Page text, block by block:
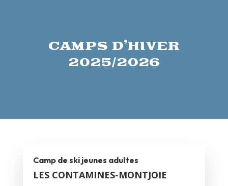
CAMPS D’HIVER
2025/2026
Camp de ski jeunes adultes
LES CONTAMINES-MONTJOIE